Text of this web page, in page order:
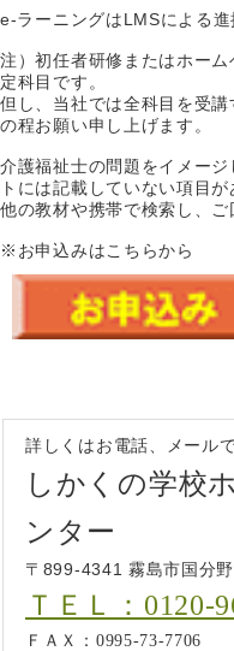
e-ラーニングはLMSによる進
注）初任者研修またはホー
定科目です。
但し、当社では全科目を受
の程お願い申し上げます。
介護福祉士の問題をイメー
トには記載していない項目が
他の教材や携帯で検索し、ご
※お申込みはこちらから
詳しくはお電話、メール
しかくの学校
ンター
〒899-4341 霧島市国分
ＴＥＬ：0120-
ＦＡＸ：0995-73-7706